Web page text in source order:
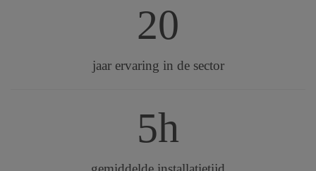
20
jaar ervaring in de sector
5h